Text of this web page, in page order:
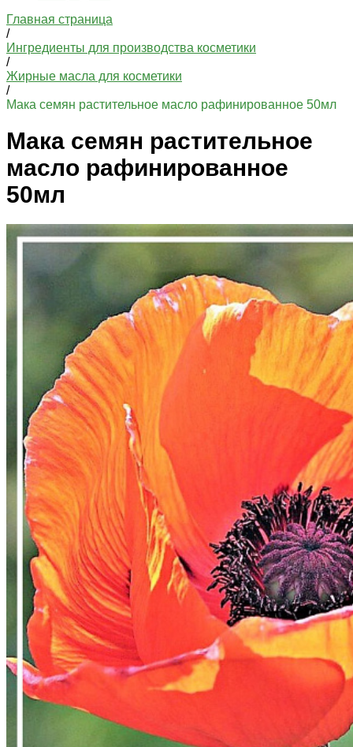
Главная страница
/
Ингредиенты для производства косметики
/
Жирные масла для косметики
/
Мака семян растительное масло рафинированное 50мл
Мака семян растительное
масло рафинированное
50мл